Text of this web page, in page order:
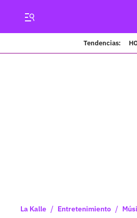
Tendencias:
La Kalle / Entretenimiento /